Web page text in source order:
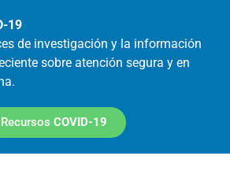
19
de investigación y la información
sobre atención segura y en
Recursos COVID-19